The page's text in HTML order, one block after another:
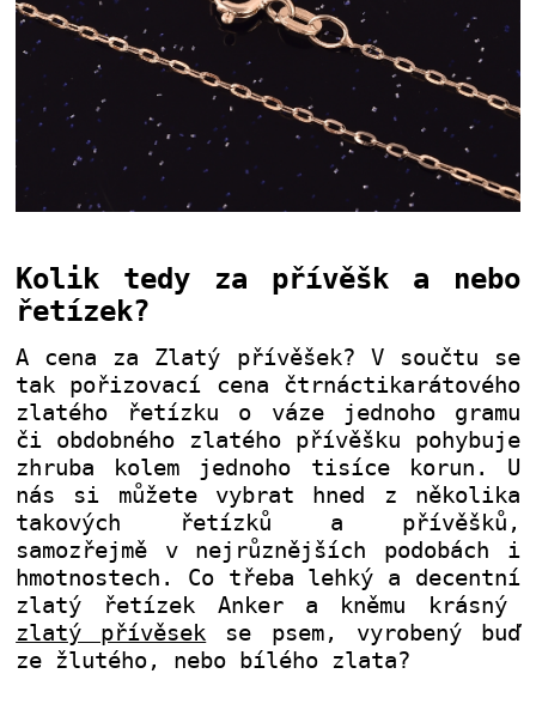
Kolik tedy za přívěšk a nebo
řetízek?
A cena za Zlatý přívěšek? V součtu se
tak pořizovací cena čtrnáctikarátového
zlatého řetízku o váze jednoho gramu
či obdobného zlatého přívěšku pohybuje
zhruba kolem jednoho tisíce korun. U
nás si můžete vybrat hned z několika
takových řetízků a přívěšků,
samozřejmě v nejrůznějších podobách i
hmotnostech. Co třeba lehký a decentní
zlatý řetízek Anker a kněmu krásný
zlatý přívěsek se psem, vyrobený buď
ze žlutého, nebo bílého zlata?